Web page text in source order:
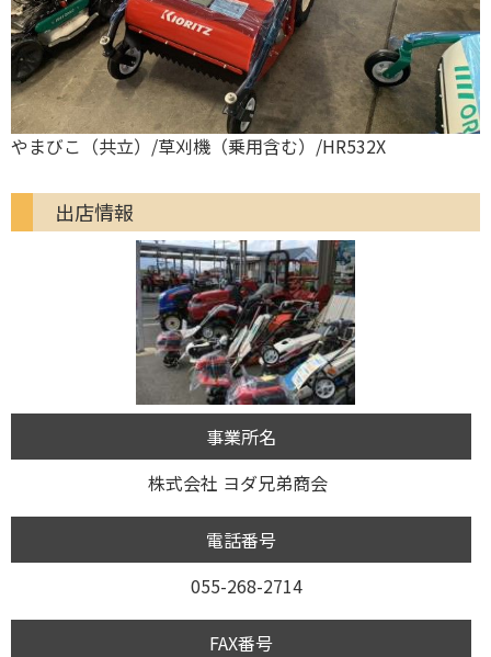
やまびこ（共立）/草刈機（乗用含む）/HR532X
出店情報
事業所名
株式会社 ヨダ兄弟商会
電話番号
055-268-2714
FAX番号